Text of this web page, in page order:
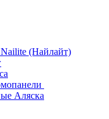
(Найлайт)
Аляска